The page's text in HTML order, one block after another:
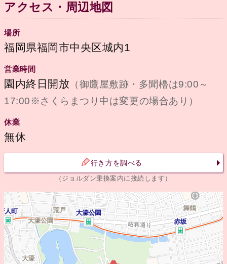
アクセス・周辺地図
場所
福岡県福岡市中央区城内1
営業時間
園内終日開放 （御鷹屋敷跡・多聞櫓は9:00～
17:00※さくらまつり中は変更の場合あり）
休業
無休
行き方を調べる
（ジョルダン乗換案内に接続します）